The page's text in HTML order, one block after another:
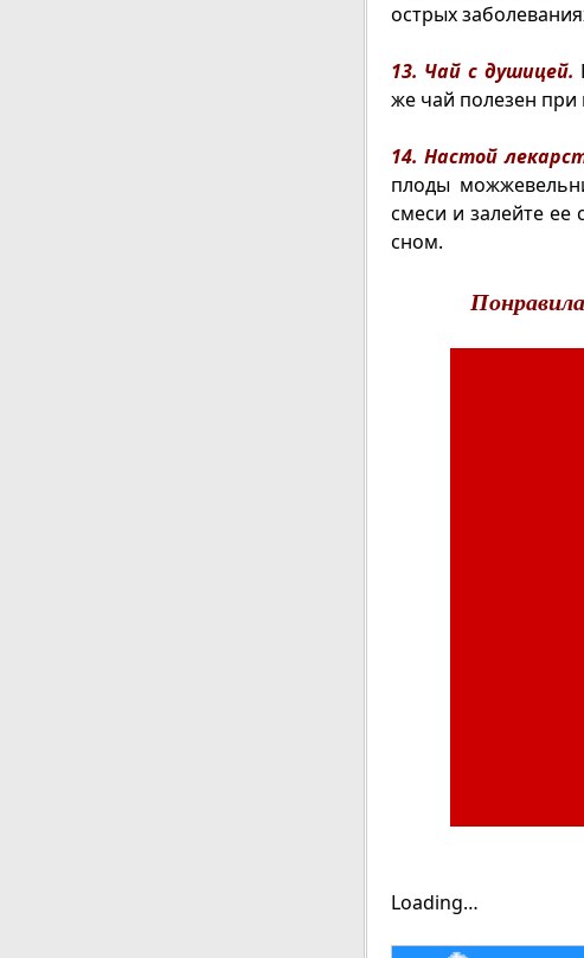
острых
13. Чай с душицей.
же чай полезен при
14. Настой
плоды
смеси и залейте ее
сном.
Loading…